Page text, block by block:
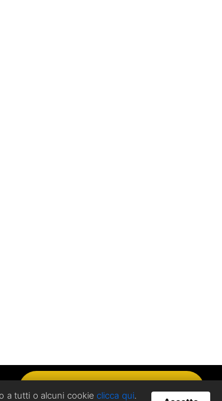
/ C.F. 02404360022
Hai domande? Chatta con noi!
a tutti o alcuni cookie clicca qui.